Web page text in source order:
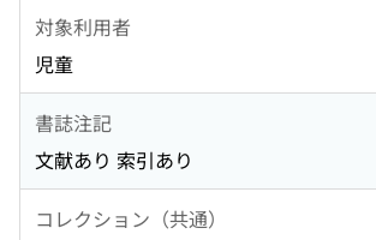
対象利用者
児童
書誌注記
文献あり 索引あり
コレクション（共通）